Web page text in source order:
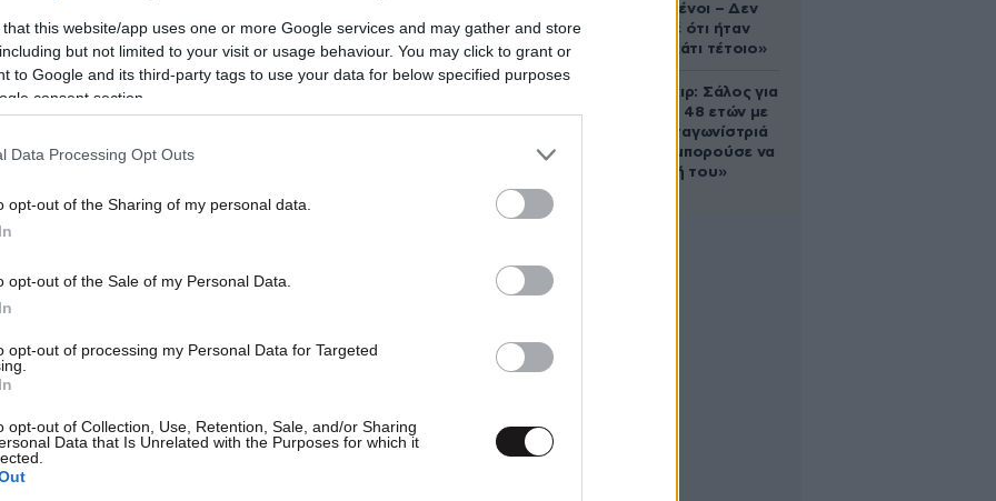
that this website/app uses one or more Google services and may gather and store
but not limited to your visit or usage behaviour. You may click to grant or
to Google and its third-party tags to use your data for below specified purposes
consent section.
Data Processing Opt Outs
opt-out of the Sharing of my personal data.
opt-out of the Sale of my Personal Data.
opt-out of processing my Personal Data for Targeted
opt-out of Collection, Use, Retention, Sale, and/or Sharing
Data that Is Unrelated with the Purposes for which it
συντετριμμένοι – Δεν
έδειξε ποτέ ότι ήταν
ικανός για κάτι τέτοιο»
Ρίτσαρντ Γκιρ: Σάλος για
τη διαφορά 48 ετών με
τη συμπρωταγωνίστριά
του – «Θα μπορούσε να
είναι εγγονή του»